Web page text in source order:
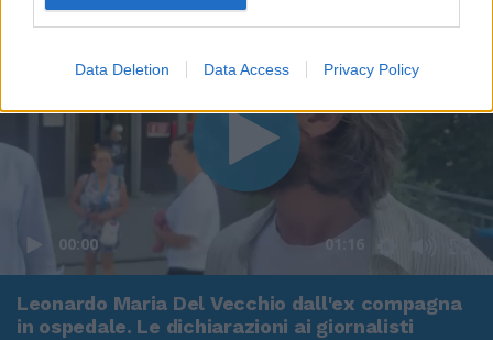
Data Deletion Data Access Privacy Policy
00:00 01:16
Leonardo Maria Del Vecchio dall'ex compagna
in ospedale. Le dichiarazioni ai giornalisti